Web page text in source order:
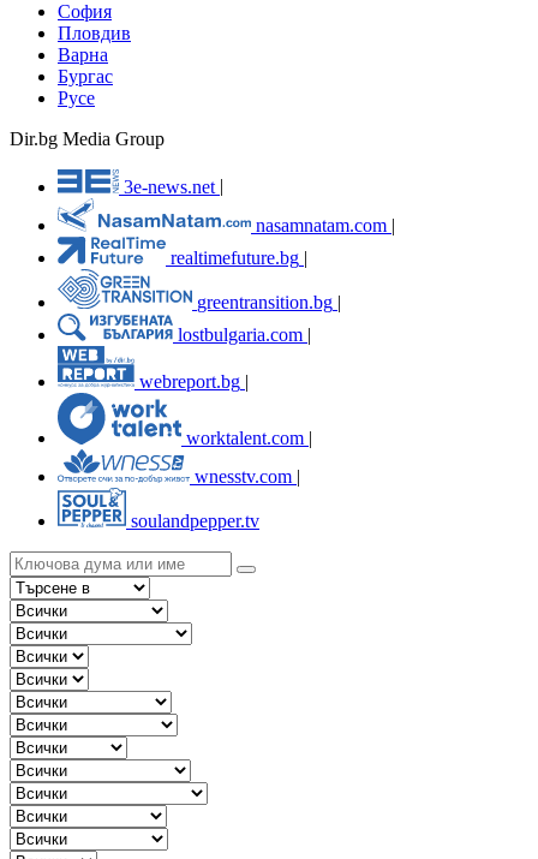
София
Пловдив
Варна
Бургас
Русе
Dir.bg Media Group
3e-news.net
nasamnatam.com |
realtimefuture.bg |
greentransition.bg |
lostbulgaria.com |
webreport.bg
worktalent.com |
wnesstv.com |
soulandpepper.tv